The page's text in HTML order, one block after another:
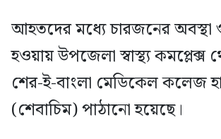
আহতদের মধ্যে চারজনের
হওয়ায় উপজেলা স্বাস্থ্য কমপ্লেক্স
শের-ই-বাংলা মেডিকেল কলেজ
(শেবাচিম) পাঠানো হয়েছে।